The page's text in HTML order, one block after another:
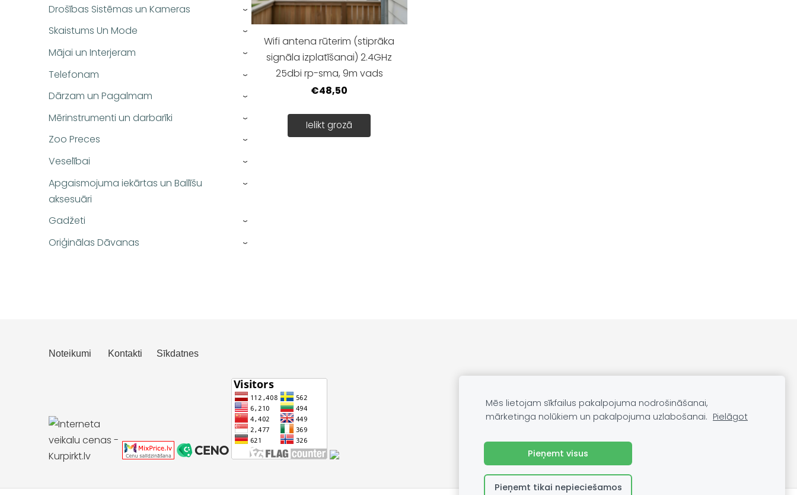
Drošības Sistēmas un Kameras ›
Skaistums Un Mode ›
Mājai un Interjeram ›
Telefonam ›
Dārzam un Pagalmam ›
Mērinstrumenti un darbarīki ›
Zoo Preces ›
Veselībai ›
Apgaismojuma iekārtas un Ballīšu
aksesuāri
›
Gadžeti ›
Oriģinālas Dāvanas ›
Wifi antena rūterim (stiprāka
signāla izplatīšanai) 2.4GHz
25dbi rp-sma, 9m vads
€48,50
Ielikt grozā
Noteikumi Kontakti Sīkdatnes
Mēs lietojam sīkfailus pakalpojuma nodrošināšanai,
mārketinga nolūkiem un pakalpojuma uzlabošanai. Pielāgot
Pieņemt visus
Pieņemt tikai nepieciešamos